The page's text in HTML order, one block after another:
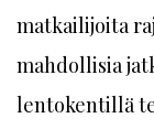
matkailijoita
mahdollisia
lentokentillä